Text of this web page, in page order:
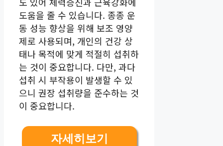
도움을 줄 수 있습니다. 종종 운
동 성능 향상을 위해 보조 영양
제로 사용되며, 개인의 건강 상
태나 목적에 맞게 적절히 섭취하
는 것이 중요합니다. 다만, 과다
섭취 시 부작용이 발생할 수 있
으니 권장 섭취량을 준수하는 것
이 중요합니다.
자세히보기